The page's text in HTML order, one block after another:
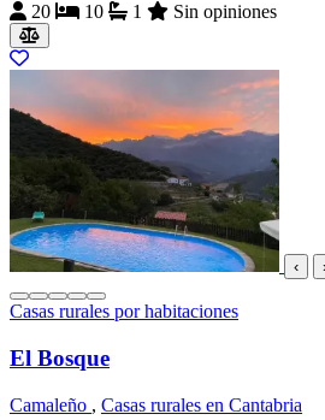
20
10 1 Sin opiniones
‹
Casas rurales por habitaciones
El Bosque
Camaleño , Casas rurales en Cantabria